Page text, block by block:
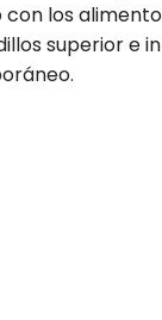
los
superior e